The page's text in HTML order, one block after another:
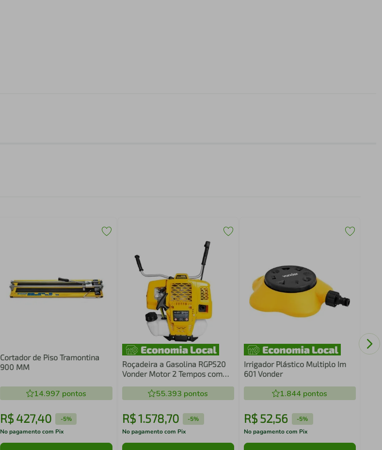
Cortador de Piso Tramontina
900 MM
14.997 pontos
R$427,40 -5%
No pagamento com Pix
Roçadeira a Gasolina RGP520
Vonder Motor 2 Tempos com
Combustão55.393 pontos
R$1.578,70 -5%
No pagamento com Pix
Irrigador Plástico Multiplo Im
601 Vonder
1.844 pontos
R$ 52,56 -5%
No pagamento com Pix
Livre